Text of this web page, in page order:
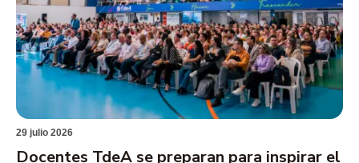
29 julio 2026
Docentes TdeA se preparan para inspirar el